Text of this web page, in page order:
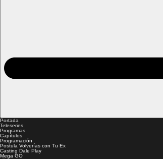
Portada
Teleseries
Programas
Capítulos
Programación
Postula Volverías con Tu Ex
Casting Dale Play
Mega GO